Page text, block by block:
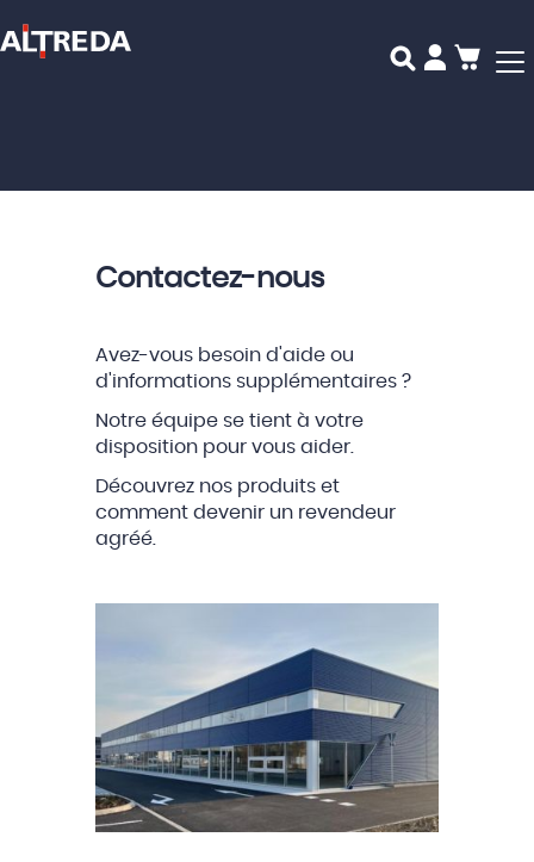
Mon
Contactez-nous
Avez-vous besoin d'aide ou
d'informations supplémentaires ?
Notre équipe se tient à votre
disposition pour vous aider.
Découvrez nos produits et
comment devenir un revendeur
agréé.